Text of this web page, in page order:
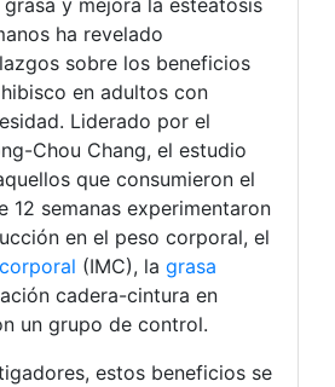
ha revelado
sobre los beneficios
en adultos con
Liderado por el
Chou Chang, el estudio
que consumieron el
12 semanas experimentaron
en el peso corporal, el
(IMC), la grasa
cadera-cintura en
un grupo de control.
estos beneficios se